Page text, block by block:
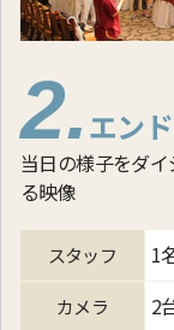
2. エン
当日の様子をダ
る映像
スタッフ 1
カメラ 2